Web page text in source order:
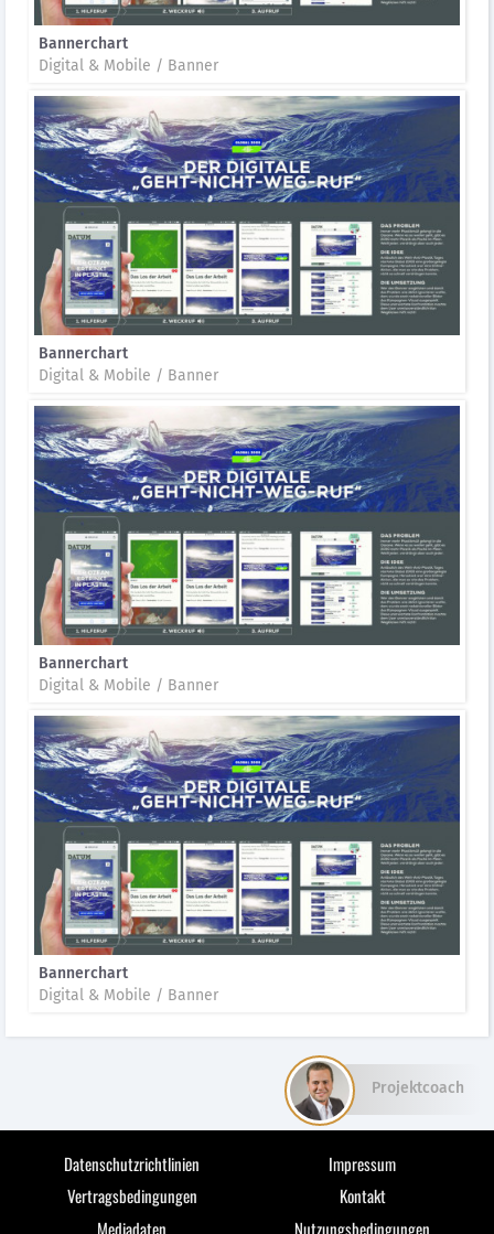
Bannerchart
Digital & Mobile / Banner
Bannerchart
Digital & Mobile / Banner
Bannerchart
Digital & Mobile / Banner
Bannerchart
Digital & Mobile / Banner
Datenschutzrichtlinien
Impressum
Vertragsbedingungen
Kontakt
Mediadaten
Nutzungsbedingungen
Projektcoach